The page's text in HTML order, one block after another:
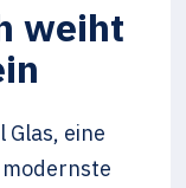
weiht
eine